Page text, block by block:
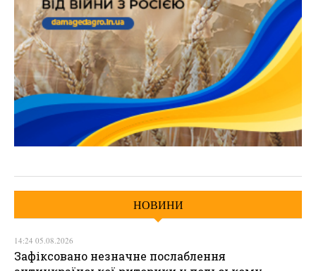
НОВИНИ
14:24 05.08.2026
Зафіксовано незначне послаблення